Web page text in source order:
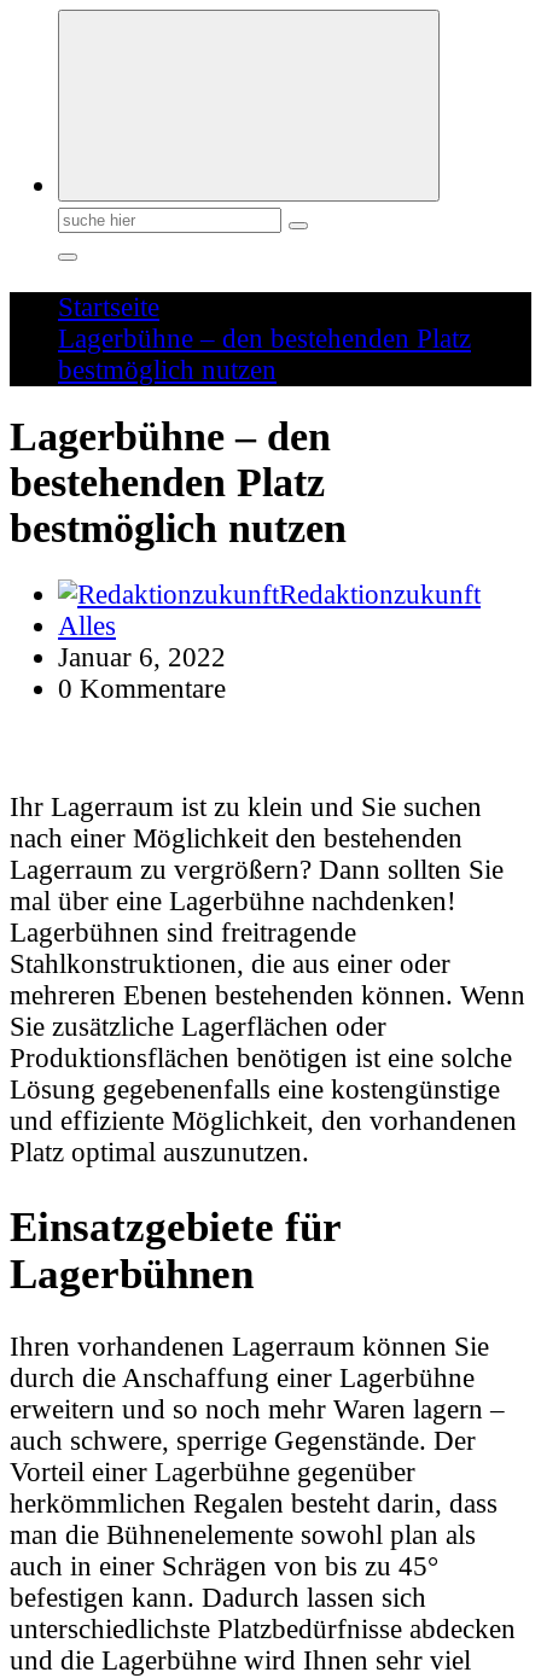
Suchen
nach:
Startseite
Lagerbühne – den bestehenden Platz
bestmöglich nutzen
Lagerbühne – den
bestehenden Platz
bestmöglich nutzen
Redaktionzukunft
Alles
Januar 6, 2022
0 Kommentare
Ihr Lagerraum ist zu klein und Sie suchen
nach einer Möglichkeit den bestehenden
Lagerraum zu vergrößern? Dann sollten Sie
mal über eine Lagerbühne nachdenken!
Lagerbühnen sind freitragende
Stahlkonstruktionen, die aus einer oder
mehreren Ebenen bestehenden können. Wenn
Sie zusätzliche Lagerflächen oder
Produktionsflächen benötigen ist eine solche
Lösung gegebenenfalls eine kostengünstige
und effiziente Möglichkeit, den vorhandenen
Platz optimal auszunutzen.
Einsatzgebiete für
Lagerbühnen
Ihren vorhandenen Lagerraum können Sie
durch die Anschaffung einer Lagerbühne
erweitern und so noch mehr Waren lagern –
auch schwere, sperrige Gegenstände. Der
Vorteil einer Lagerbühne gegenüber
herkömmlichen Regalen besteht darin, dass
man die Bühnenelemente sowohl plan als
auch in einer Schrägen von bis zu 45°
befestigen kann. Dadurch lassen sich
unterschiedlichste Platzbedürfnisse abdecken
und die Lagerbühne wird Ihnen sehr viel